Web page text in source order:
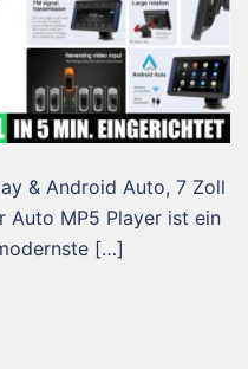
& Android Auto, 7 Zoll
Auto MP5 Player ist ein
[…]